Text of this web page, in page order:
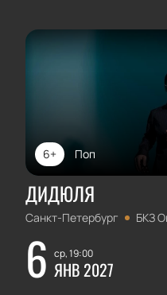
Поп
6+
ДИДЮЛЯ
Санкт-Петербург БКЗ
6 ср, 19:00
ЯНВ 2027